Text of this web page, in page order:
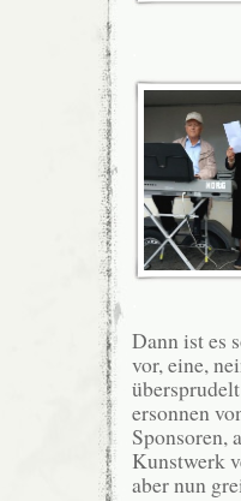
Dann ist es
vor, eine,
ersonnen
Sponsoren,
Kunstwerk
aber nun